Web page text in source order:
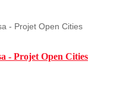
- Projet Open Cities